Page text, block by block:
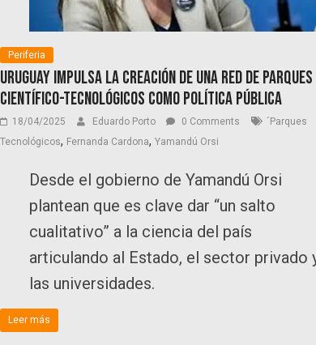
Periferia
Uruguay impulsa la creación de una red de parques
científico-tecnológicos como política pública
18/04/2025 Eduardo Porto 0 Comments
´Parques
Tecnológicos, Fernanda Cardona, Yamandú Orsi
Desde el gobierno de Yamandú Orsi
plantean que es clave dar “un salto
cualitativo” a la ciencia del país
articulando al Estado, el sector privado
las universidades.
Leer más